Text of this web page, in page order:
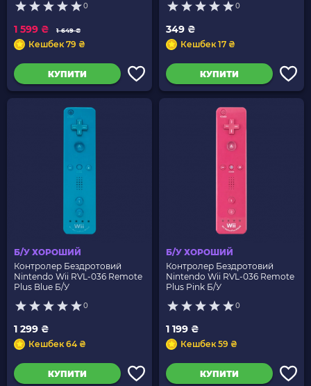
0
1 649 ₴
1 599 ₴
Кешбек 79 ₴
КУПИТИ
0
349 ₴
Кешбек 17 ₴
КУПИТИ
Б/У ХОРОШИЙ
Контролер Бездротовий
Nintendo Wii RVL-036 Remote
Plus Blue Б/У
0
1 299 ₴
Кешбек 64 ₴
КУПИТИ
Б/У ХОРОШИЙ
Контролер Бездротовий
Nintendo Wii RVL-036 Remote
Plus Pink Б/У
0
1 199 ₴
Кешбек 59 ₴
КУПИТИ